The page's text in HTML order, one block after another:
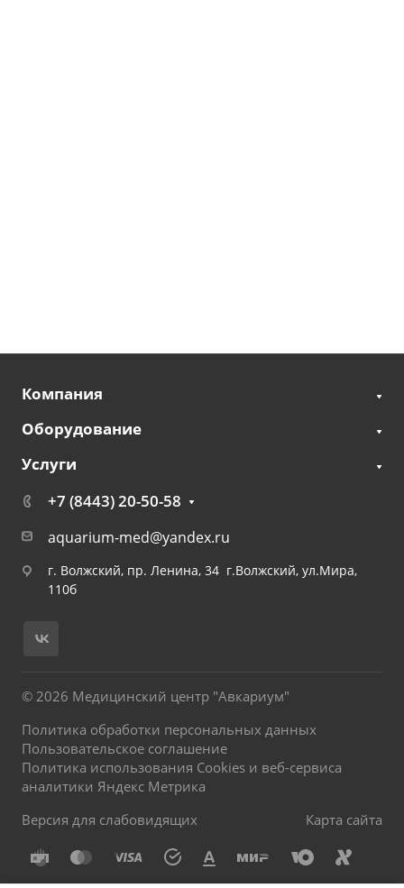
Компания
Оборудование
Услуги
+7 (8443) 20-50-58
aquarium-med@yandex.ru
г. Волжский, пр. Ленина, 34 г.Волжский, ул.Мира,
110б
© 2026 Медицинский центр "Авкариум"
Политика обработки персональных данных
Пользовательское соглашение
Политика использования Cookies и веб-сервиса
аналитики Яндекс Метрика
Версия для слабовидящих
Карта сайта